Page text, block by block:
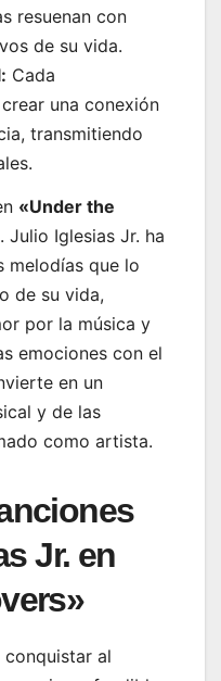
resuenan con
de su vida.
Cada
una conexión
transmitiendo
«Under the
Julio Iglesias Jr. ha
melodías que lo
de su vida,
por la música y
emociones con el
en un
y de las
como artista.
Jr. en
conquistar al